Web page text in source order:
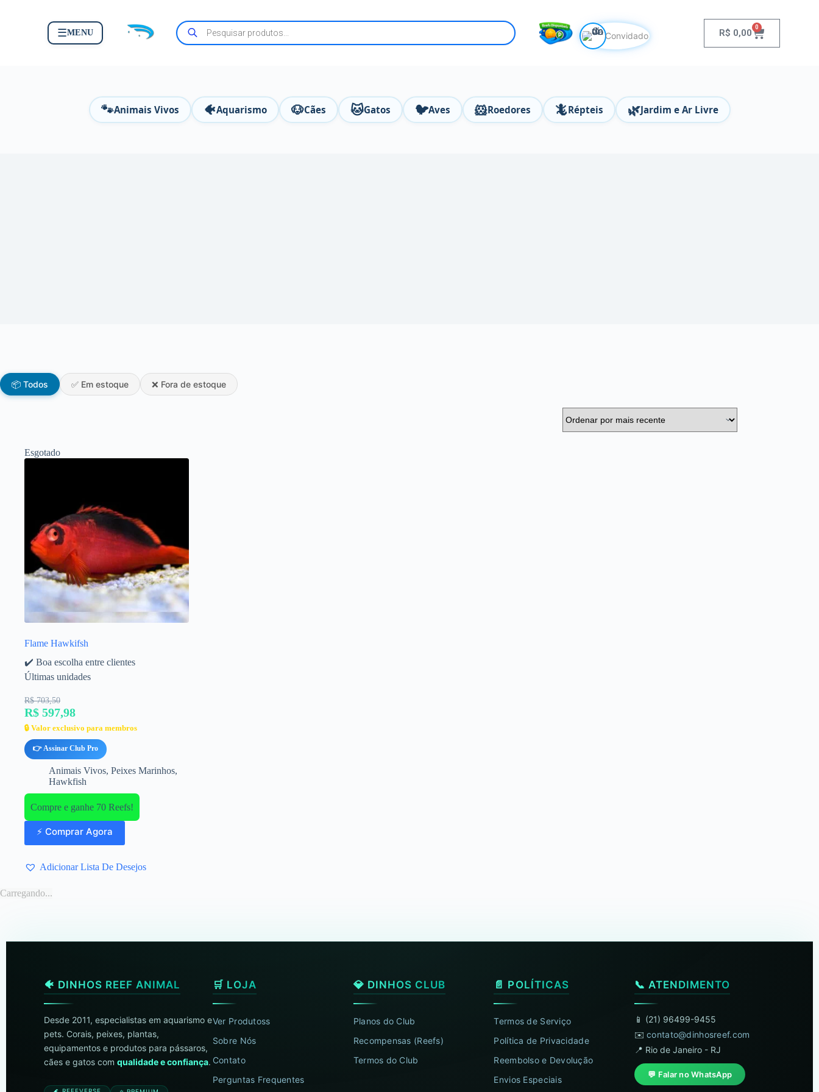
☰MENU Convidado R$ 0,00
0
🐾Animais Vivos 🐠Aquarismo 🐶Cães 🐱Gatos 🐦Aves 🐹Roedores 🦎Répteis 🌿Jardim e Ar Livre
📦 Todos ✅ Em estoque ❌ Fora de estoque
Esgotado
Flame Hawkifsh
✔️ Boa escolha entre clientes
Últimas unidades
R$ 703,50
R$ 597,98
🔒 Valor exclusivo para membros
👉 Assinar Club Pro
Animais Vivos, Peixes Marinhos,
Hawkfish
Compre e ganhe 70 Reefs!
⚡ Comprar Agora
Adicionar Lista De Desejos
Carregando...
🐠 DINHOS REEF ANIMAL
Desde 2011, especialistas em aquarismo e
pets. Corais, peixes, plantas,
equipamentos e produtos para pássaros,
cães e gatos com qualidade e confiança.
🛒 LOJA
Ver Produtoss
Sobre Nós
Contato
Perguntas Frequentes
💎 DINHOS CLUB
Planos do Club
Recompensas (Reefs)
Termos do Club
📄 POLÍTICAS
Termos de Serviço
Política de Privacidade
Reembolso e Devolução
Envios Especiais
📞 ATENDIMENTO
📱 (21) 96499-9455
✉️contato@dinhosreef.com
📍 Rio de Janeiro - RJ
💬 Falar no WhatsApp